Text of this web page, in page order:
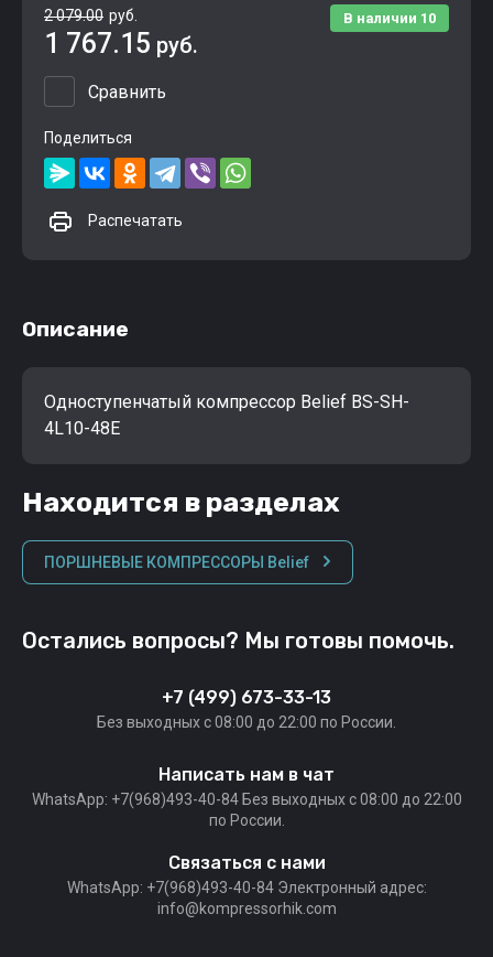
В наличии 10
2 079.00 руб.
1 767.15 руб.
Сравнить
Поделиться
Распечатать
Описание
Одноступенчатый компрессор Belief BS-SH-
4L10-48E
Находится в разделах
ПОРШНЕВЫЕ КОМПРЕССОРЫ Belief
Остались вопросы? Мы готовы помочь.
+7 (499) 673-33-13
Без выходных c 08:00 до 22:00 по России.
Написать нам в чат
WhatsApp: +7(968)493-40-84 Без выходных c 08:00 до 22:00
по России.
Связаться с нами
WhatsApp: +7(968)493-40-84 Электронный адрес:
info@kompressorhik.com